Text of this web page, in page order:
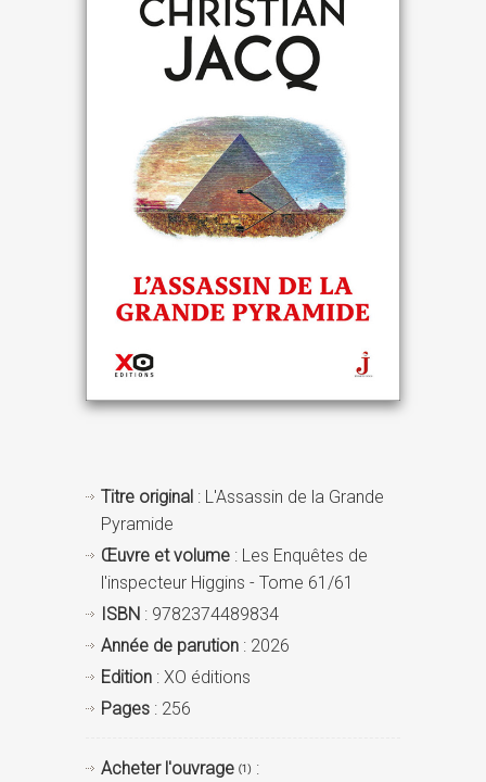
Titre original : L'Assassin de la Grande
Pyramide
Œuvre et volume : Les Enquêtes de
l'inspecteur Higgins - Tome 61/61
ISBN : 9782374489834
Année de parution : 2026
Edition : XO éditions
Pages : 256
Acheter l'ouvrage (1) :